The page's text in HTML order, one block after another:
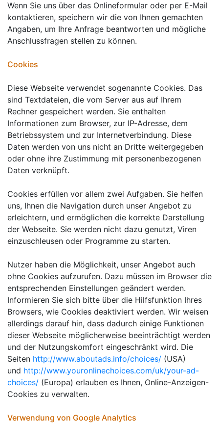
Wenn Sie uns über das Onlineformular oder per E-Mail
kontaktieren, speichern wir die von Ihnen gemachten
Angaben, um Ihre Anfrage beantworten und mögliche
Anschlussfragen stellen zu können.
Cookies
Diese Webseite verwendet sogenannte Cookies. Das
sind Textdateien, die vom Server aus auf Ihrem
Rechner gespeichert werden. Sie enthalten
Informationen zum Browser, zur IP-Adresse, dem
Betriebssystem und zur Internetverbindung. Diese
Daten werden von uns nicht an Dritte weitergegeben
oder ohne ihre Zustimmung mit personenbezogenen
Daten verknüpft.
Cookies erfüllen vor allem zwei Aufgaben. Sie helfen
uns, Ihnen die Navigation durch unser Angebot zu
erleichtern, und ermöglichen die korrekte Darstellung
der Webseite. Sie werden nicht dazu genutzt, Viren
einzuschleusen oder Programme zu starten.
Nutzer haben die Möglichkeit, unser Angebot auch
ohne Cookies aufzurufen. Dazu müssen im Browser die
entsprechenden Einstellungen geändert werden.
Informieren Sie sich bitte über die Hilfsfunktion Ihres
Browsers, wie Cookies deaktiviert werden. Wir weisen
allerdings darauf hin, dass dadurch einige Funktionen
dieser Webseite möglicherweise beeinträchtigt werden
und der Nutzungskomfort eingeschränkt wird. Die
Seiten http://www.aboutads.info/choices/ (USA)
und http://www.youronlinechoices.com/uk/your-ad-
choices/ (Europa) erlauben es Ihnen, Online-Anzeigen-
Cookies zu verwalten.
Verwendung von Google Analytics